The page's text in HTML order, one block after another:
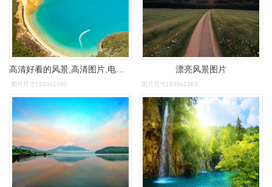
高清好看的风景,高清图片,电脑桌面-壁纸族
图片尺寸1920x1080
漂亮风景图片
图片尺寸1895x1263